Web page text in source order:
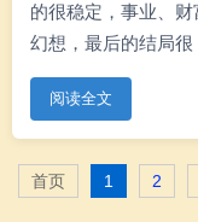
的很稳定，事业、
幻想，最后的结局很
阅读全文
首页 1 2